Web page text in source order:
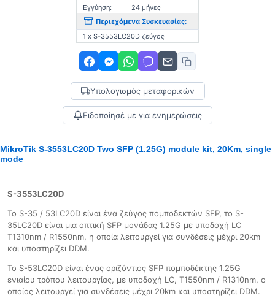
Εγγύηση:
24 μήνες
Περιεχόμενα Συσκευασίας:
1 x S-3553LC20D ζεύγος
Υπολογισμός μεταφορικών
Ειδοποίησέ με για ενημερώσεις
MikroTik S-3553LC20D Two SFP (1.25G) module kit, 20Km, single
mode
S-3553LC20D
Το S-35 / 53LC20D είναι ένα ζεύγος πομποδεκτών SFP, το S-
35LC20D είναι μια οπτική SFP μονάδας 1.25G με υποδοχή LC
T1310nm / R1550nm, η οποία λειτουργεί για συνδέσεις μέχρι 20km
και υποστηρίζει DDM.
Το S-53LC20D είναι ένας οριζόντιος SFP πομποδέκτης 1.25G
ενιαίου τρόπου λειτουργίας, με υποδοχή LC, T1550nm / R1310nm, ο
οποίος λειτουργεί για συνδέσεις μέχρι 20km και υποστηρίζει DDM.